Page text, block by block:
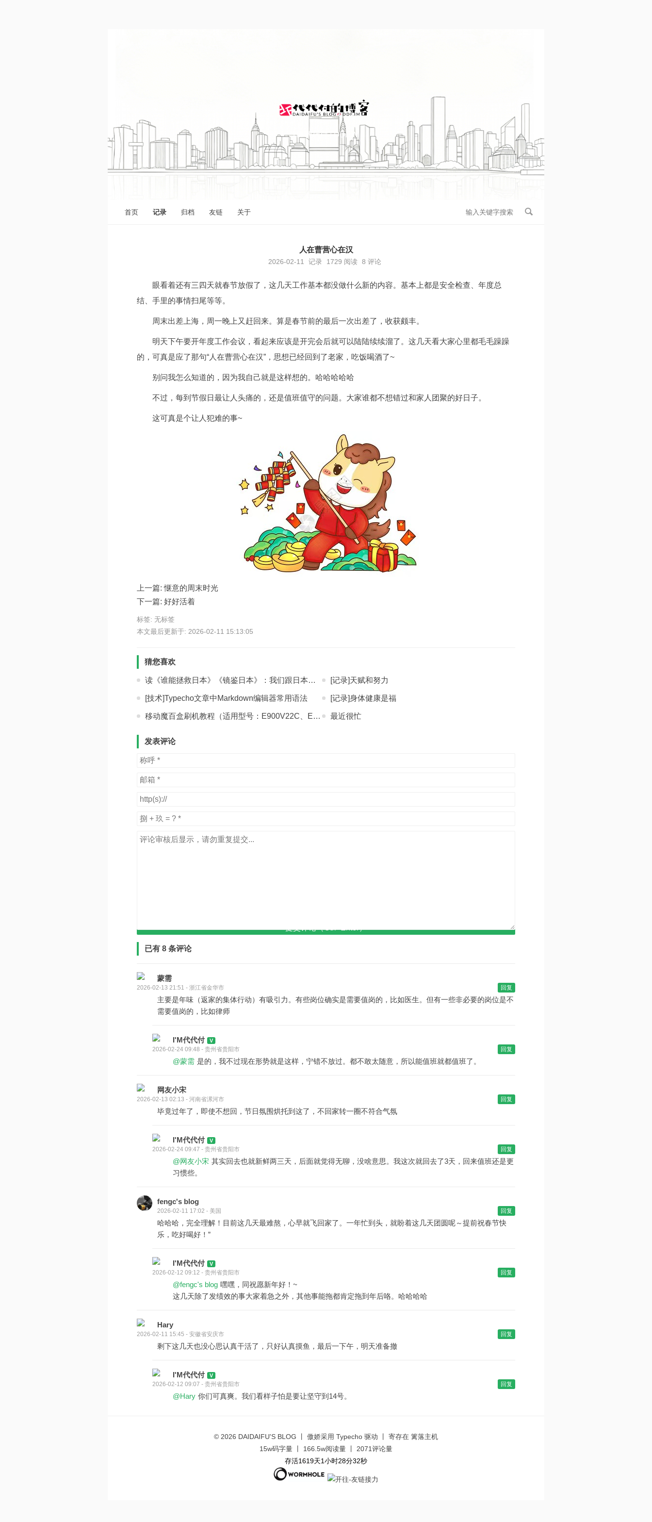
I'M 代代付 | DDF.IM
首页 记录 归档 友链 关于
人在曹营心在汉
2026-02-11 记录 1729 阅读 8 评论
眼看着还有三四天就春节放假了，这几天工作基本都没做什么新的内容。基本上都是安全检查、年度总
结、手里的事情扫尾等等。
周末出差上海，周一晚上又赶回来。算是春节前的最后一次出差了，收获颇丰。
明天下午要开年度工作会议，看起来应该是开完会后就可以陆陆续续溜了。这几天看大家心里都毛毛躁躁
的，可真是应了那句“人在曹营心在汉”，思想已经回到了老家，吃饭喝酒了~
别问我怎么知道的，因为我自己就是这样想的。哈哈哈哈哈
不过，每到节假日最让人头痛的，还是值班值守的问题。大家谁都不想错过和家人团聚的好日子。
这可真是个让人犯难的事~
上一篇:惬意的周末时光
下一篇: 好好活着
标签: 无标签
本文最后更新于: 2026-02-11 15:13:05
猜您喜欢
读《谁能拯救日本》《镜鉴日本》：我们跟日本学什么？ [记录]天赋和努力
[技术]Typecho文章中Markdown编辑器常用语法 [记录]身体健康是福
移动魔百盒刷机教程（适用型号：E900V22C、E900V22D） 最近很忙
发表评论
已有 8 条评论
蒙需
2026-02-13 21:51 - 浙江省金华市 回复
主要是年味（返家的集体行动）有吸引力。有些岗位确实是需要值岗的，比如医生。但有一些非必要的岗位是不
需要值岗的，比如律师
I'M代代付
2026-02-24 09:48 - 贵州省贵阳市 回复
@蒙需 是的，我不过现在形势就是这样，宁错不放过。都不敢太随意，所以能值班就都值班了。
网友小宋
2026-02-13 02:13 - 河南省漯河市 回复
毕竟过年了，即使不想回，节日氛围烘托到这了，不回家转一圈不符合气氛
I'M代代付
2026-02-24 09:47 - 贵州省贵阳市 回复
@网友小宋 其实回去也就新鲜两三天，后面就觉得无聊，没啥意思。我这次就回去了3天，回来值班还是更
习惯些。
fengc's blog
2026-02-11 17:02 - 美国 回复
哈哈哈，完全理解！目前这几天最难熬，心早就飞回家了。一年忙到头，就盼着这几天团圆呢～提前祝春节快
乐，吃好喝好！”
I'M代代付
2026-02-12 09:12 - 贵州省贵阳市 回复
@fengc's blog 嘿嘿，同祝愿新年好！~
这几天除了发绩效的事大家着急之外，其他事能拖都肯定拖到年后咯。哈哈哈哈
Hary
2026-02-11 15:45 - 安徽省安庆市 回复
剩下这几天也没心思认真干活了，只好认真摸鱼，最后一下午，明天准备撤
I'M代代付
2026-02-12 09:07 - 贵州省贵阳市 回复
@Hary 你们可真爽。我们看样子怕是要让坚守到14号。
© 2026 DAIDAIFU'S BLOG 丨 傲娇采用 Typecho 驱动 丨 寄存在 篱落主机
15w码字量 丨 166.5w阅读量 丨 2071评论量
存活1619天1小时28分33秒